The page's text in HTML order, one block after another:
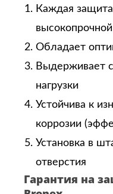
Каждая защита
Обладает
Выдерживает
нагрузки
Устойчива к
коррозии
Установка в
отверстия
Гарантия на